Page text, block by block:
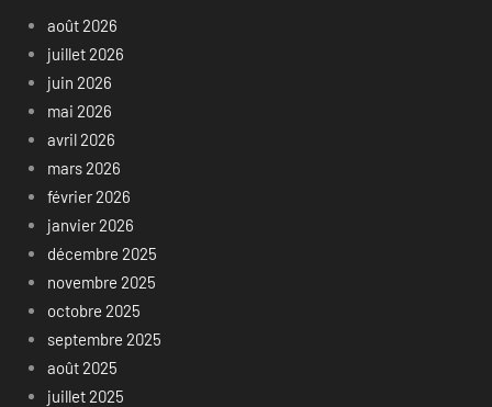
août 2026
juillet 2026
juin 2026
mai 2026
avril 2026
mars 2026
février 2026
janvier 2026
décembre 2025
novembre 2025
octobre 2025
septembre 2025
août 2025
juillet 2025